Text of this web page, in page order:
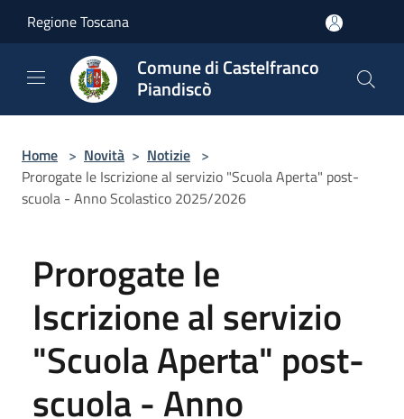
Regione Toscana
Comune di Castelfranco
Piandiscò
Home > Novità > Notizie >
Prorogate le Iscrizione al servizio "Scuola Aperta" post-
scuola - Anno Scolastico 2025/2026
Prorogate le
Iscrizione al servizio
"Scuola Aperta" post-
scuola - Anno